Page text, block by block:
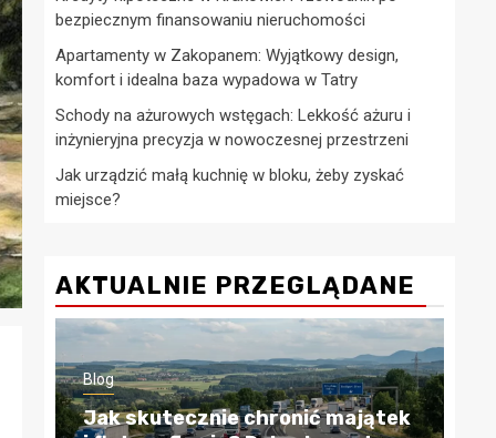
bezpiecznym finansowaniu nieruchomości
Apartamenty w Zakopanem: Wyjątkowy design,
komfort i idealna baza wypadowa w Tatry
Schody na ażurowych wstęgach: Lekkość ażuru i
inżynieryjna precyzja w nowoczesnej przestrzeni
Jak urządzić małą kuchnię w bloku, żeby zyskać
miejsce?
AKTUALNIE PRZEGLĄDANE
skutecznie chronić majątek
Blog